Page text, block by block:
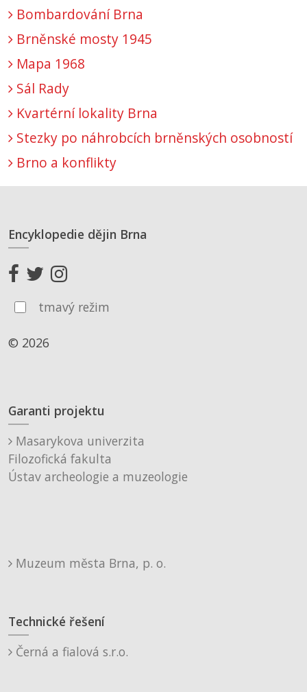
Bombardování Brna
Brněnské mosty 1945
Mapa 1968
Sál Rady
Kvartérní lokality Brna
Stezky po náhrobcích brněnských osobností
Brno a konflikty
Encyklopedie dějin Brna
tmavý režim
© 2026
Garanti projektu
Masarykova univerzita
Filozofická fakulta
Ústav archeologie a muzeologie
Muzeum města Brna, p. o.
Technické řešení
Černá a fialová s.r.o.